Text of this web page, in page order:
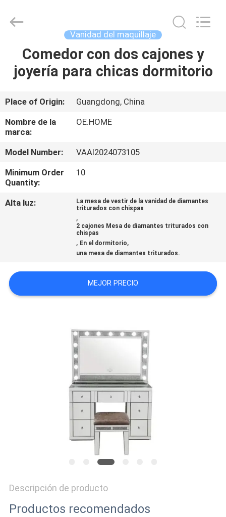
INICIO
VIDEOS
VR
SHOW
SOBRE
LA
FÁBRICA
CONTACTO
UNA
COTIZACIÓN
Furniture
Vanidad del maquillaje
Comedor con dos cajones y
joyería para chicas dormitorio
Place of Origin:
Guangdong, China
Nombre de la
marca:
OE.HOME
Model Number:
VAAI2024073105
Minimum Order
Quantity:
10
Alta luz:
La mesa de vestir de la vanidad de diamantes
triturados con chispas
,
2 cajones Mesa de diamantes triturados con
chispas
, En el dormitorio,
una mesa de diamantes triturados.
MEJOR PRECIO
Descripción de producto
Productos recomendados